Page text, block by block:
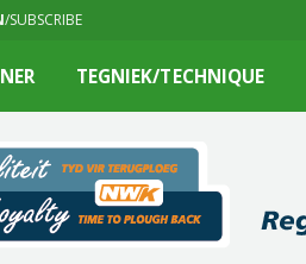
/SUBSCRIBE
TEGNIEK/TECHNIQUE